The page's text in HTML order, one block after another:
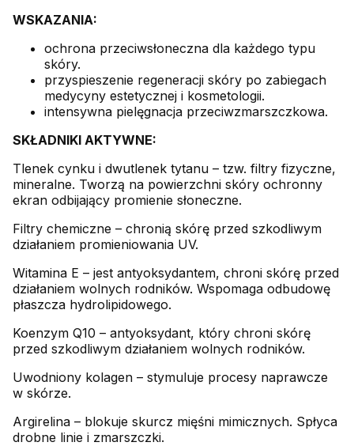
WSKAZANIA:
ochrona przeciwsłoneczna dla każdego typu
skóry.
przyspieszenie regeneracji skóry po zabiegach
medycyny estetycznej i kosmetologii.
intensywna pielęgnacja przeciwzmarszczkowa.
SKŁADNIKI AKTYWNE:
Tlenek cynku i dwutlenek tytanu – tzw. filtry fizyczne,
mineralne. Tworzą na powierzchni skóry ochronny
ekran odbijający promienie słoneczne.
Filtry chemiczne – chronią skórę przed szkodliwym
działaniem promieniowania UV.
Witamina E – jest antyoksydantem, chroni skórę przed
działaniem wolnych rodników. Wspomaga odbudowę
płaszcza hydrolipidowego.
Koenzym Q10 – antyoksydant, który chroni skórę
przed szkodliwym działaniem wolnych rodników.
Uwodniony kolagen – stymuluje procesy naprawcze
w skórze.
Argirelina – blokuje skurcz mięśni mimicznych. Spłyca
drobne linie i zmarszczki.